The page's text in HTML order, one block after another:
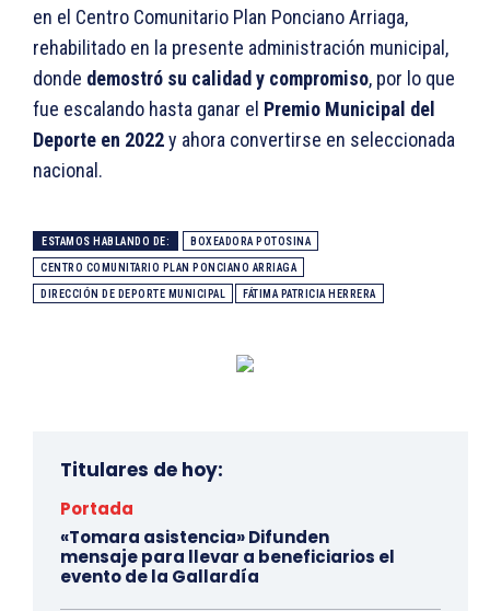
en el Centro Comunitario Plan Ponciano Arriaga,
rehabilitado en la presente administración municipal,
donde demostró su calidad y compromiso, por lo que
fue escalando hasta ganar el Premio Municipal del
Deporte en 2022y ahora convertirse en seleccionada
nacional.
ESTAMOS HABLANDO DE: BOXEADORA POTOSINA
CENTRO COMUNITARIO PLAN PONCIANO ARRIAGA
DIRECCIÓN DE DEPORTE MUNICIPAL FÁTIMA PATRICIA HERRERA
Titulares de hoy:
Portada
«Tomara asistencia» Difunden
mensaje para llevar a beneficiarios el
evento de la Gallardía